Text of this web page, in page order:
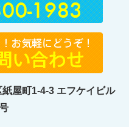
屋町1-4-3 エフケイビル